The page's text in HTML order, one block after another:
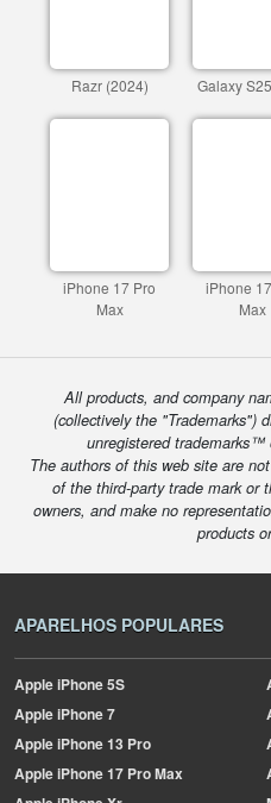
Razr (2024) Galaxy
iPhone 17 Pro
Max
iPhone
Max
All products, and company
(collectively the "Trademarks")
unregistered trademarks™
The authors of this web site are
of the third-party trade mark or
owners, and make no
products
APARELHOS POPULARES
AppleiPhone 5S
AppleiPhone 7
AppleiPhone 13 Pro
AppleiPhone 17 Pro Max